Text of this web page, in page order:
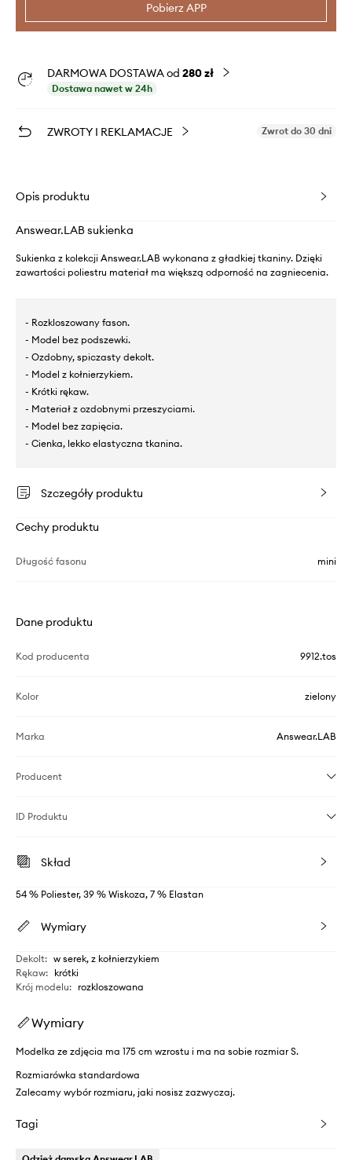
Pobierz APP
DARMOWA DOSTAWA od 280 zł
Dostawa nawet w 24h
ZWROTY I REKLAMACJE Zwrot do 30 dni
Opis produktu
Answear.LAB sukienka
Sukienka z kolekcji Answear.LAB wykonana z gładkiej tkaniny. Dzięki
zawartości poliestru materiał ma większą odporność na zagniecenia.
- Rozkloszowany fason.
- Model bez podszewki.
- Ozdobny, spiczasty dekolt.
- Model z kołnierzykiem.
- Krótki rękaw.
- Materiał z ozdobnymi przeszyciami.
- Model bez zapięcia.
- Cienka, lekko elastyczna tkanina.
Szczegóły produktu
Cechy produktu
Długość fasonu mini
Dane produktu
Kod producenta 9912.tos
Kolor zielony
Marka Answear.LAB
Producent
ID Produktu
Skład
54 % Poliester, 39 % Wiskoza, 7 % Elastan
Wymiary
Dekolt: w serek, z kołnierzykiem
Rękaw: krótki
Krój modelu: rozkloszowana
Wymiary
Modelka ze zdjęcia ma 175 cm wzrostu i ma na sobie rozmiar S.
Rozmiarówka standardowa
Zalecamy wybór rozmiaru, jaki nosisz zazwyczaj.
Tagi